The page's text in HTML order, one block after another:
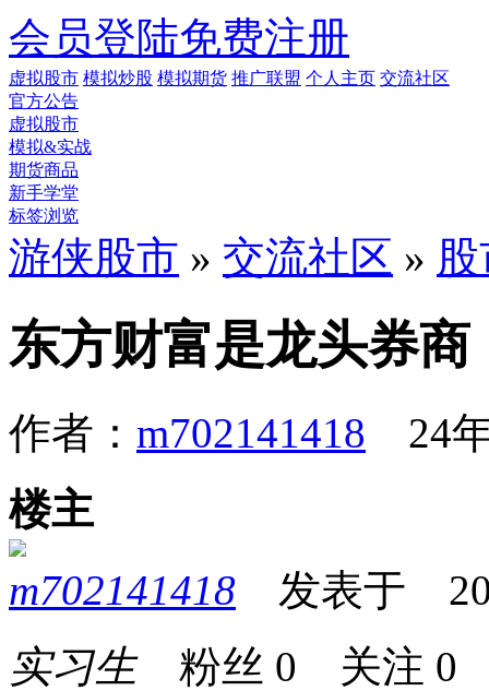
会员登陆免费注册
虚拟股市 模拟炒股 模拟期货 推广联盟 个人主页 交流社区
官方公告
虚拟股市
模拟&实战
期货商品
新手学堂
标签浏览
游侠股市 » 交流社区 »
东方财富是龙头券
作者： m702141418 24
楼主
m702141418 发表于
实习生粉丝 0 关注 0